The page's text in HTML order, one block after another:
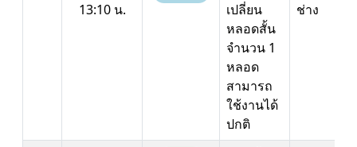
13:10 น.
เปลี่ยน
หลอดสั้น
จำนวน 1
หลอด
สามารถ
ใช้งานได้
ปกติ
ช่าง